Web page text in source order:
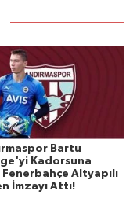
Bartu
Kadorsuna
Fenerbahçe Altyapılı
İmzayı Attı!